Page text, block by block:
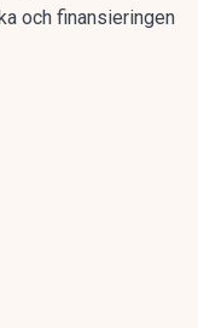
och finansieringen